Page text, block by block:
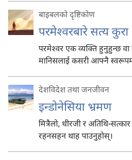
बाइबलको दृष्टिकोण
परमेश्‍वरबारे सत्य कुरा
परमेश्‍वर एक व्यक्‍ति हुनुहुन्छ
मानिसलाई कसरी आफ्नै स्वरूपमा
देशविदेश तथा जनजीवन
इन्डोनेसिया भ्रमण
मित्रैलो, धीरजी र अतिथि-
रहनसहन थाह पाउनुहोस्‌।